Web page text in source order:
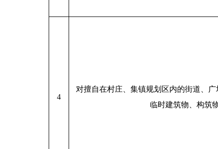
4
对擅自在村庄、集镇规划区内的街道、
临时建筑物、构筑